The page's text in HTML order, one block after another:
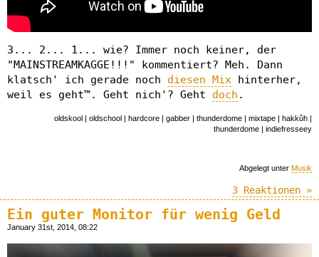
3... 2... 1... wie? Immer noch keiner, der
"MAINSTREAMKAGGE!!!" kommentiert? Meh. Dann
klatsch' ich gerade noch diesen Mix hinterher,
weil es geht™. Geht nich'? Geht doch .
oldskool | oldschool | hardcore | gabber | thunderdome | mixtape | hakkûh |
thunderdome | indiefresseey
Abgelegt unter Musik
3 Reaktionen »
Ein guter Monitor für wenig Geld
January 31st, 2014, 08:22